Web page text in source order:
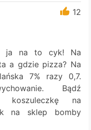
12
ja na to cyk! Na
a gdzie pizza? Na
7% razy 0,7.
Bądź
na
na sklep bomby